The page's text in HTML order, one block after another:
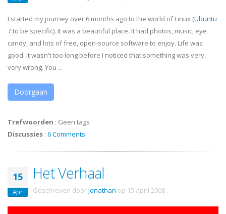
I started my journey over 6 months ago to the world of Linux (Ubuntu
7 to be specific). It was a beautiful place. It had photos, music, eye
candy, and lots of free, open-source software to enjoy. Life was
good. It wasn't too long before I noticed that something was very,
very wrong. You ...
Doorgaan
Trefwoorden : Geen tags
Discussies : 6 Comments
15
Apr
Het Verhaal
Geschreven doorJonathan op 15 april 2008 .